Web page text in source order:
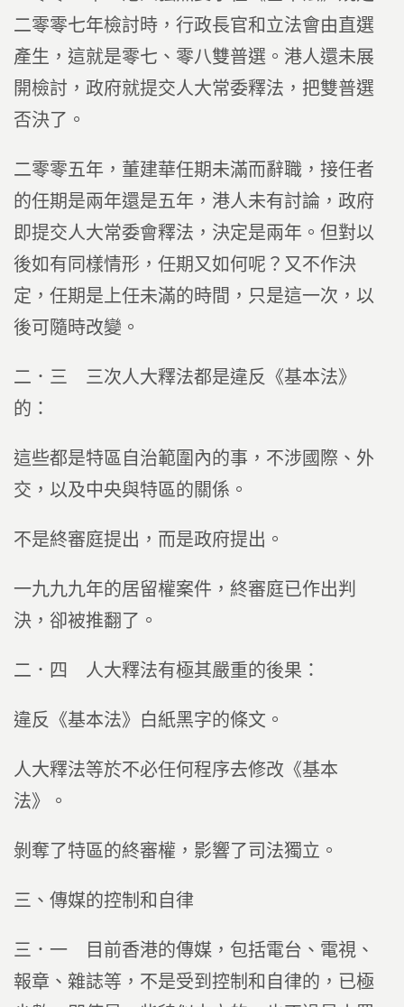
二零零七年檢討時，行政長官和立法會由直選
產生，這就是零七、零八雙普選。港人還未展
開檢討，政府就提交人大常委釋法，把雙普選
否決了。
二零零五年，董建華任期未滿而辭職，接任者
的任期是兩年還是五年，港人未有討論，政府
即提交人大常委會釋法，決定是兩年。但對以
後如有同樣情形，任期又如何呢？又不作決
定，任期是上任未滿的時間，只是這一次，以
後可隨時改變。
二．三 三次人大釋法都是違反《基本法》
的：
這些都是特區自治範圍內的事，不涉國際、外
交，以及中央與特區的關係。
不是終審庭提出，而是政府提出。
一九九九年的居留權案件，終審庭已作出判
決，卻被推翻了。
二．四 人大釋法有極其嚴重的後果：
違反《基本法》白紙黑字的條文。
人大釋法等於不必任何程序去修改《基本
法》。
剝奪了特區的終審權，影響了司法獨立。
三、傳媒的控制和自律
三．一 目前香港的傳媒，包括電台、電視、
報章、雜誌等，不是受到控制和自律的，已極